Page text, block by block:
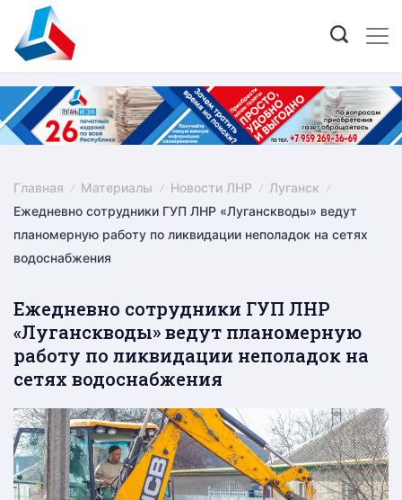
content
Главная Материалы Новости ЛНР
Луганск
Ежедневно сотрудники ГУП ЛНР «Луганскводы» ведут
планомерную работу по ликвидации неполадок на сетях
водоснабжения
Ежедневно сотрудники ГУП ЛНР
«Луганскводы» ведут планомерную
работу по ликвидации неполадок на
сетях водоснабжения